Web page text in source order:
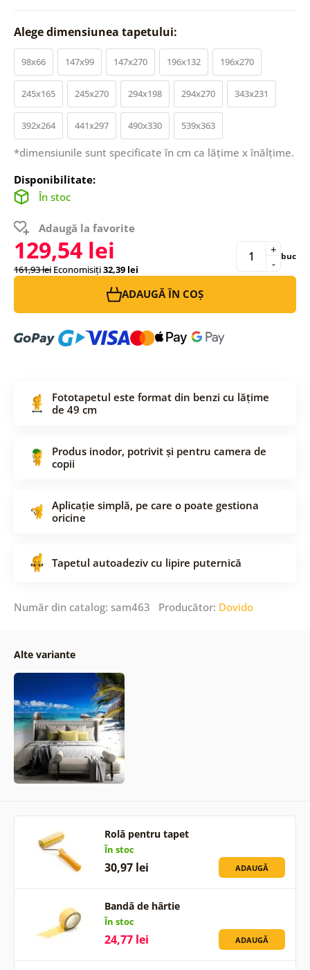
Alege dimensiunea tapetului:
98x66 147x99 147x270 196x132 196x270
245x165 245x270 294x198 294x270 343x231
392x264 441x297 490x330 539x363
*dimensiunile sunt specificate în cm ca lățime x înălțime.
Disponibilitate:
În stoc
Adaugă la favorite
129,54 lei
161,93 lei Economisiți32,39 lei -
+ buc
ADAUGĂ ÎN COȘ
Fototapetul este format din benzi cu lățime
de 49 cm
Produs inodor, potrivit și pentru camera de
copii
Aplicație simplă, pe care o poate gestiona
oricine
Tapetul autoadeziv cu lipire puternică
Număr din catalog: sam463 Producător: Dovido
Alte variante
Rolă pentru tapet
În stoc
30,97 lei ADAUGĂ
Bandă de hârtie
În stoc
24,77 lei ADAUGĂ